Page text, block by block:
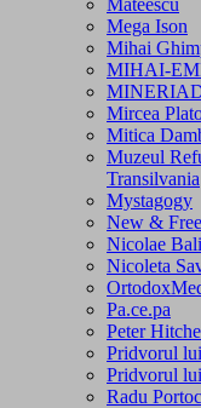
Mateescu
Mega Ison
Mihai
MIHAI-
Mircea
Mitica
Muzeul
Transilvania
Mystagogy
New &
Nicolae
Nicoleta
Pa.ce.pa
Peter
Pridvorul
Pridvorul
Radu